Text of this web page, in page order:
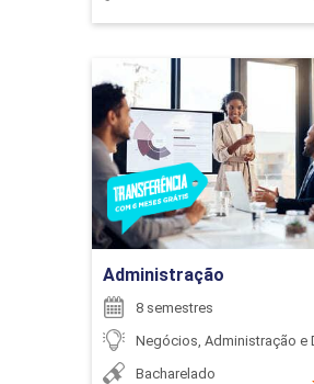
ENCONTRO ACADÊMICO/
6
ENCONTRO ACADÊMICO/
Administração
8 semestres
Negócios, Administração e
Bacharelado
Detalhes do
Ir para Inscrição